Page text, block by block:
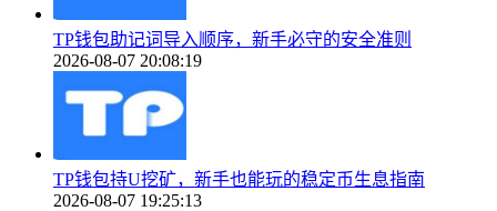
TP钱包助记词导入顺序，新手必守的安全准则
2026-08-07 20:08:19
TP钱包持U挖矿，新手也能玩的稳定币生息指南
2026-08-07 19:25:13